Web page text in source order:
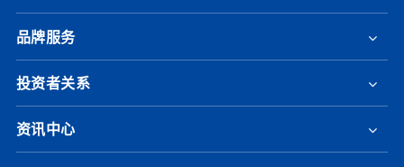
品牌服务
投资者关系
资讯中心